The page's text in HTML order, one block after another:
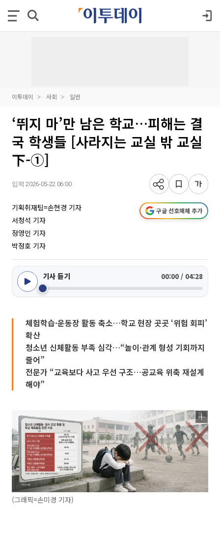
이투데이 사회 일반
‘뛰지 마’만 남은 학교…피해는 결
국 학생들 [사라지는 교실 밖 교실
下-①]
입력 2026-05-22 06:00
기획취재팀=손현경 기자
서청석 기자
정영인 기자
박정호 기자
구글 선호매체 추가
기사 듣기 00:00 / 04:28
체험학습·운동장 활동 축소…학교 현장 곳곳 ‘위험 회피’
확산
청소년 신체활동 부족 심각…“놀이·관계 형성 기회까지
줄어”
전문가 “교육보다 사고 우선 구조…공교육 위축 재설계
해야”
(그래픽=손미경 기자)